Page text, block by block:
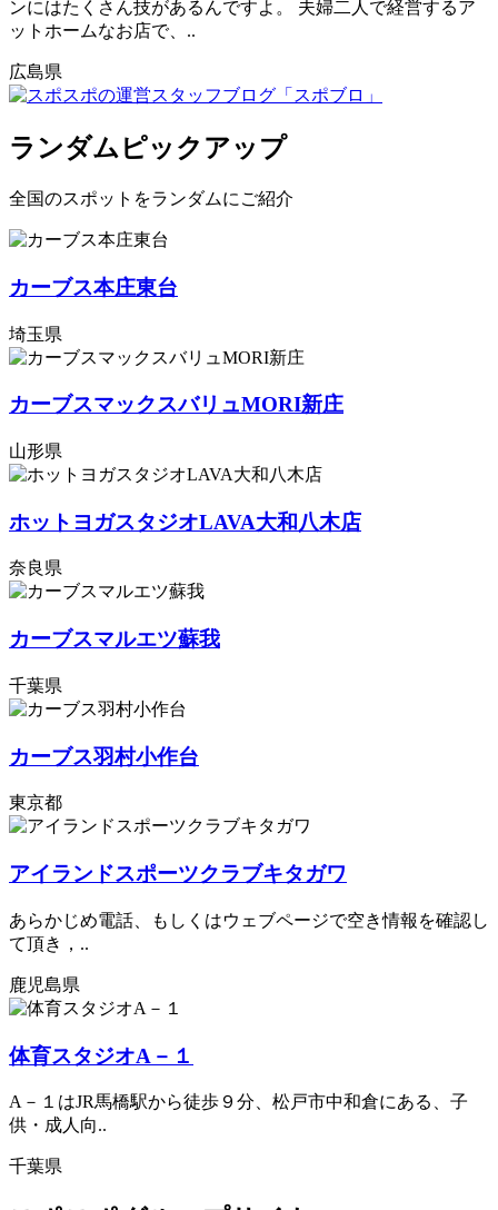
ンにはたくさん技があるんですよ。 夫婦二人で経営するア
ットホームなお店で、..
広島県
ランダムピックアップ
全国のスポットをランダムにご紹介
カーブス本庄東台
埼玉県
カーブスマックスバリュMORI新庄
山形県
ホットヨガスタジオLAVA大和八木店
奈良県
カーブスマルエツ蘇我
千葉県
カーブス羽村小作台
東京都
アイランドスポーツクラブキタガワ
あらかじめ電話、もしくはウェブページで空き情報を確認し
て頂き，..
鹿児島県
体育スタジオA－１
A－１はJR馬橋駅から徒歩９分、松戸市中和倉にある、子
供・成人向..
千葉県